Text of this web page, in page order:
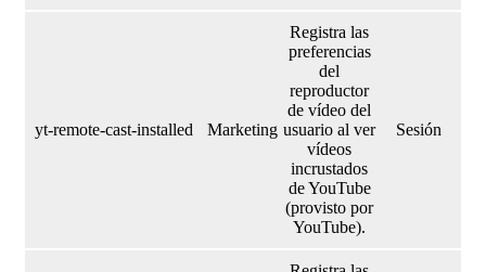
yt-remote-cast-installed Marketing
Registra las
preferencias
del
reproductor
de vídeo del
usuario al ver
vídeos
incrustados
de YouTube
(provisto por
YouTube).
Sesión